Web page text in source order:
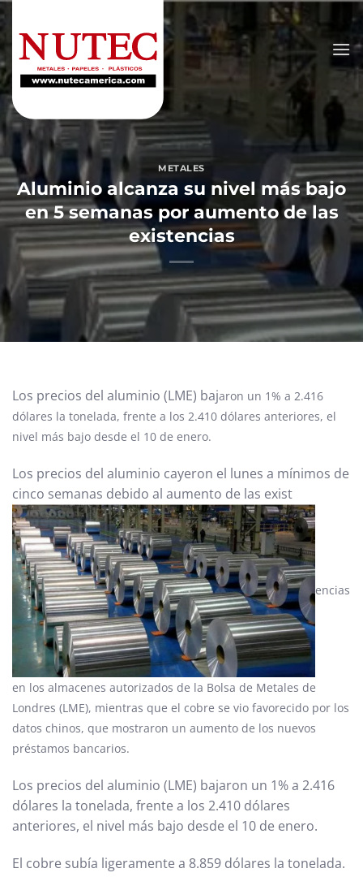
Saltar
al
contenido
METALES
Aluminio alcanza su nivel más bajo
en 5 semanas por aumento de las
existencias
Los precios del aluminio (LME) bajaron un 1% a 2.416
dólares la tonelada, frente a los 2.410 dólares anteriores, el
nivel más bajo desde el 10 de enero.
Los precios del aluminio cayeron el lunes a mínimos de
cinco semanas debido al aumento de las exist
encias
en los almacenes autorizados de la Bolsa de Metales de
Londres (LME), mientras que el cobre se vio favorecido por los
datos chinos, que mostraron un aumento de los nuevos
préstamos bancarios.
Los precios del aluminio (LME) bajaron un 1% a 2.416
dólares la tonelada, frente a los 2.410 dólares
anteriores, el nivel más bajo desde el 10 de enero.
El cobre subía ligeramente a 8.859 dólares la tonelada.